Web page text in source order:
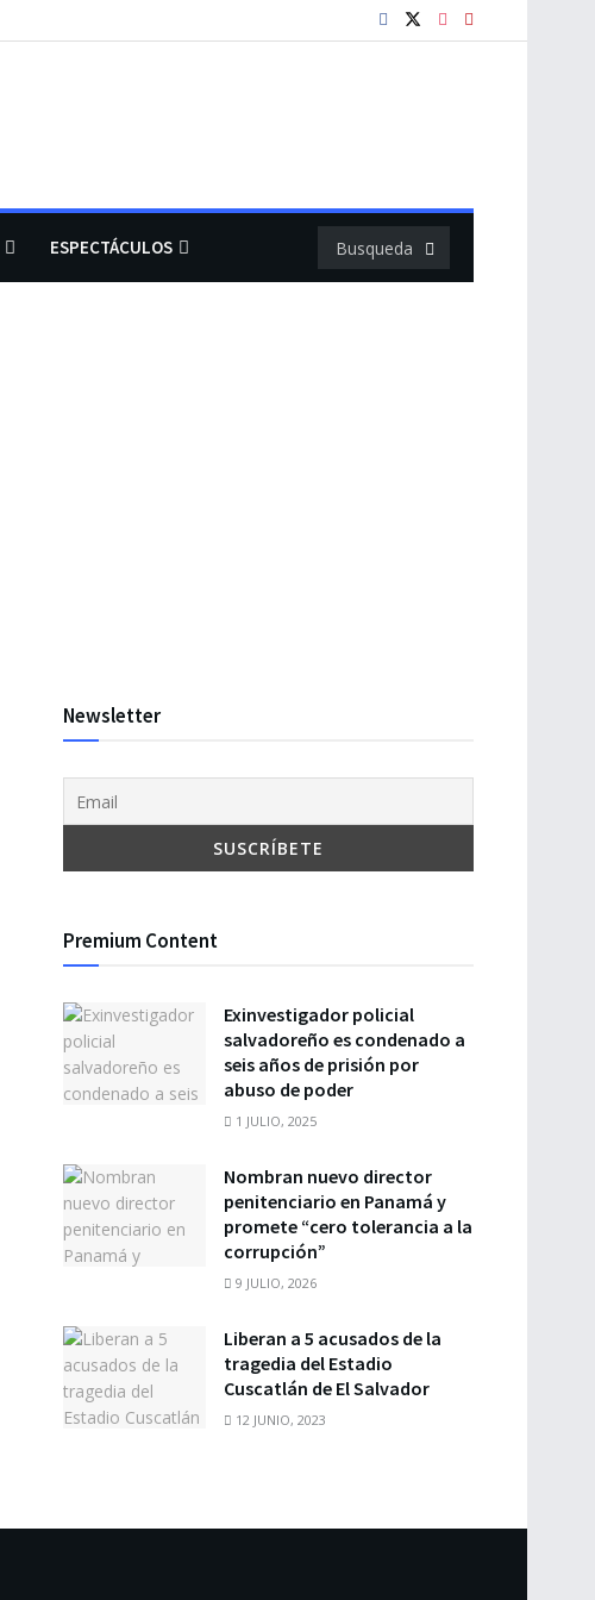
ESPECTÁCULOS
Newsletter
Premium Content
Exinvestigador policial
salvadoreño es condenado a
seis años de prisión por
abuso de poder
1 JULIO, 2025
Nombran nuevo director
penitenciario en Panamá y
promete “cero tolerancia a la
corrupción”
9 JULIO, 2026
Liberan a 5 acusados de la
tragedia del Estadio
Cuscatlán de El Salvador
12 JUNIO, 2023